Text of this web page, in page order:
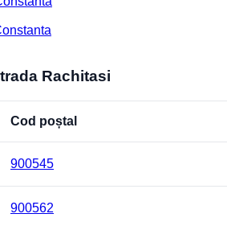
Rachitasi
Cod poștal
900545
900562